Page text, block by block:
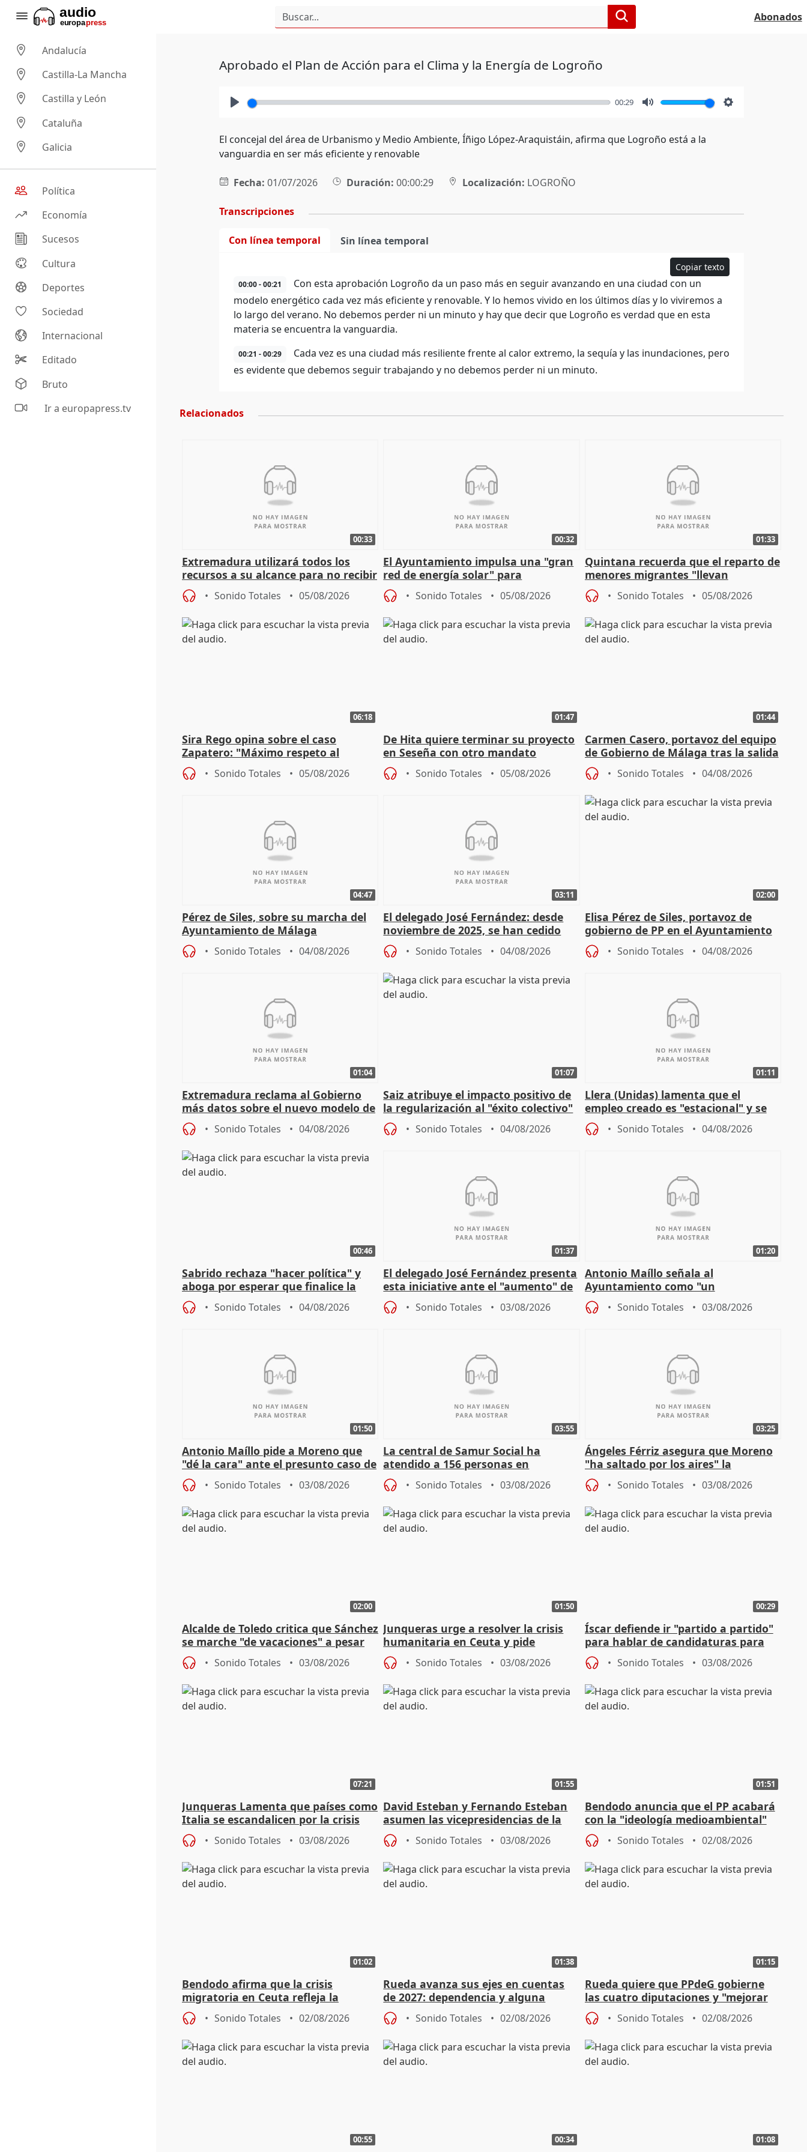
Abonados
Andalucía
Castilla-La Mancha
Castilla y León
Cataluña
Galicia
Política
Economía
Sucesos
Cultura
Deportes
Sociedad
Internacional
Editado
Bruto
Ir a europapress.tv
Aprobado el Plan de Acción para el Clima y la Energía de Logroño
00:29
El concejal del área de Urbanismo y Medio Ambiente, Íñigo López-Araquistáin, afirma que Logroño está a la
vanguardia en ser más eficiente y renovable
Fecha: 01/07/2026 Duración: 00:00:29 Localización: LOGROÑO
Transcripciones
Con línea temporal Sin línea temporal
Copiar texto
00:00 - 00:21
Con esta aprobación Logroño da un paso más en seguir avanzando en una ciudad con un
modelo energético cada vez más eficiente y renovable. Y lo hemos vivido en los últimos días y lo viviremos a
lo largo del verano. No debemos perder ni un minuto y hay que decir que Logroño es verdad que en esta
materia se encuentra la vanguardia.
00:21 - 00:29
Cada vez es una ciudad más resiliente frente al calor extremo, la sequía y las inundaciones, pero
es evidente que debemos seguir trabajando y no debemos perder ni un minuto.
Relacionados
00:33
Extremadura utilizará todos los
recursos a su alcance para no recibir
más menores migrantes
Sonido Totales 05/08/2026
00:32
El Ayuntamiento impulsa una "gran
red de energía solar" para
autoconsumo
Sonido Totales 05/08/2026
01:33
Quintana recuerda que el reparto de
menores migrantes "llevan
aportación del Gobierno" central
Sonido Totales 05/08/2026
06:18
Sira Rego opina sobre el caso
Zapatero: "Máximo respeto al
proceso judicial"
Sonido Totales 05/08/2026
01:47
De Hita quiere terminar su proyecto
en Seseña con otro mandato
Sonido Totales 05/08/2026
01:44
Carmen Casero, portavoz del equipo
de Gobierno de Málaga tras la salida
de Pérez de Siles
Sonido Totales 04/08/2026
04:47
Pérez de Siles, sobre su marcha del
Ayuntamiento de Málaga
Sonido Totales 04/08/2026
03:11
El delegado José Fernández: desde
noviembre de 2025, se han cedido
9.810 ayudas por nacimiento
Sonido Totales 04/08/2026
02:00
Elisa Pérez de Siles, portavoz de
gobierno de PP en el Ayuntamiento
de Málaga, deja la política
Sonido Totales 04/08/2026
01:04
Extremadura reclama al Gobierno
más datos sobre el nuevo modelo de
financiación
Sonido Totales 04/08/2026
01:07
Saiz atribuye el impacto positivo de
la regularización al "éxito colectivo"
del Gobierno
Sonido Totales 04/08/2026
01:11
Llera (Unidas) lamenta que el
empleo creado es "estacional" y se
"esfumará" al acabar el verano
Sonido Totales 04/08/2026
00:46
Sabrido rechaza "hacer política" y
aboga por esperar que finalice la
investigación del incendio
Sonido Totales 04/08/2026
01:37
El delegado José Fernández presenta
esta iniciative ante el "aumento" de
personas sin hogar en Madri
Sonido Totales 03/08/2026
01:20
Antonio Maíllo señala al
Ayuntamiento como "un
especulador más" sobre viviendas de
Jiménez Becerril
Sonido Totales 03/08/2026
01:50
Antonio Maíllo pide a Moreno que
"dé la cara" ante el presunto caso de
acoso del CEO de ADM
Sonido Totales 03/08/2026
03:55
La central de Samur Social ha
atendido a 156 personas en
situación de calle durante Campaña
de CalorSonido Totales 03/08/2026
03:25
Ángeles Férriz asegura que Moreno
"ha saltado por los aires" la
negociación tras acuerdo con SMA
Sonido Totales 03/08/2026
02:00
Alcalde de Toledo critica que Sánchez
se marche "de vacaciones" a pesar
de la crisis migratoria
Sonido Totales 03/08/2026
01:50
Junqueras urge a resolver la crisis
humanitaria en Ceuta y pide
responsabilidad a la UE
Sonido Totales 03/08/2026
00:29
Íscar defiende ir "partido a partido"
para hablar de candidaturas para
2027
Sonido Totales 03/08/2026
07:21
Junqueras Lamenta que países como
Italia se escandalicen por la crisis
migratoria
Sonido Totales 03/08/2026
01:55
David Esteban y Fernando Esteban
asumen las vicepresidencias de la
Diputación de Valladolid
Sonido Totales 03/08/2026
01:51
Bendodo anuncia que el PP acabará
con la "ideología medioambiental"
para regenerar las playas
Sonido Totales 02/08/2026
01:02
Bendodo afirma que la crisis
migratoria en Ceuta refleja la
"extrema debilidad" del Gobierno
Sonido Totales 02/08/2026
01:38
Rueda avanza sus ejes en cuentas
de 2027: dependencia y alguna
rebaja fiscal más en vivienda
Sonido Totales 02/08/2026
01:15
Rueda quiere que PPdeG gobierne
las cuatro diputaciones y "mejorar
en concejales" en ciudades
Sonido Totales 02/08/2026
00:55 00:34 01:08